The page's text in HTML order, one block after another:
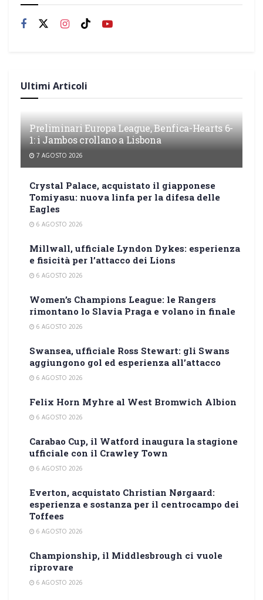
Ultimi Articoli
Preliminari Europa League, Benfica-Hearts 6-
1: i Jambos crollano a Lisbona
7 AGOSTO 2026
Crystal Palace, acquistato il giapponese
Tomiyasu: nuova linfa per la difesa delle
Eagles
6 AGOSTO 2026
Millwall, ufficiale Lyndon Dykes: esperienza
e fisicità per l’attacco dei Lions
6 AGOSTO 2026
Women’s Champions League: le Rangers
rimontano lo Slavia Praga e volano in finale
6 AGOSTO 2026
Swansea, ufficiale Ross Stewart: gli Swans
aggiungono gol ed esperienza all’attacco
6 AGOSTO 2026
Felix Horn Myhre al West Bromwich Albion
6 AGOSTO 2026
Carabao Cup, il Watford inaugura la stagione
ufficiale con il Crawley Town
6 AGOSTO 2026
Everton, acquistato Christian Nørgaard:
esperienza e sostanza per il centrocampo dei
Toffees
6 AGOSTO 2026
Championship, il Middlesbrough ci vuole
riprovare
6 AGOSTO 2026